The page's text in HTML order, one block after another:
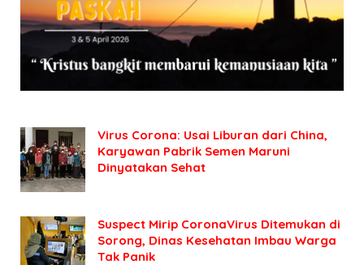
Virus Corona: Usai Liburan dari China,
Karyawan Pabrik Semen Maruni
Dinyatakan Sehat
Suspect Mirip CoronaVirus Ditemukan di
Sorong, Dinas Kesehatan Imbau Warga
Tak Panik